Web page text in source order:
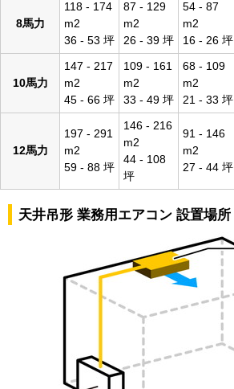
8馬力
118 - 174
m2
36 - 53 坪
87 - 129
m2
26 - 39 坪
54 - 87
m2
16 - 26 坪
10馬力
147 - 217
m2
45 - 66 坪
109 - 161
m2
33 - 49 坪
68 - 109
m2
21 - 33 坪
12馬力
197 - 291
m2
59 - 88 坪
146 - 216
m2
44 - 108
坪
91 - 146
m2
27 - 44 坪
天井吊形 業務用エアコン 設置場所